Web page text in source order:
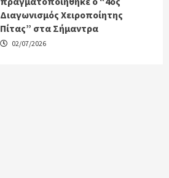
Διαγωνισμός Χειροποίητης
Πίτας” στα Σήμαντρα
02/07/2026